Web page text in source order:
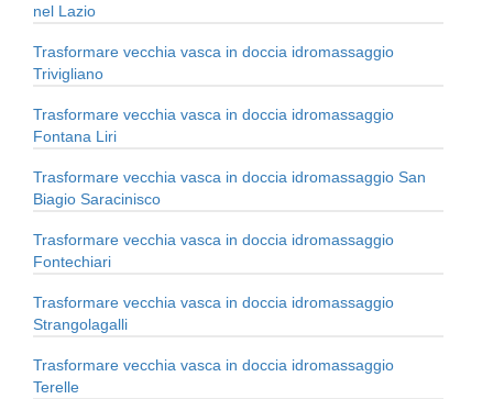
nel Lazio
Trasformare vecchia vasca in doccia idromassaggio
Trivigliano
Trasformare vecchia vasca in doccia idromassaggio
Fontana Liri
Trasformare vecchia vasca in doccia idromassaggio San
Biagio Saracinisco
Trasformare vecchia vasca in doccia idromassaggio
Fontechiari
Trasformare vecchia vasca in doccia idromassaggio
Strangolagalli
Trasformare vecchia vasca in doccia idromassaggio
Terelle